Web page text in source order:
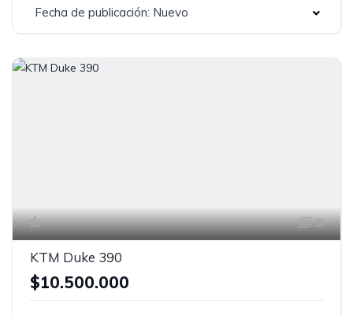
Fecha de publicación: Nuevo
9
KTM Duke 390
$10.500.000